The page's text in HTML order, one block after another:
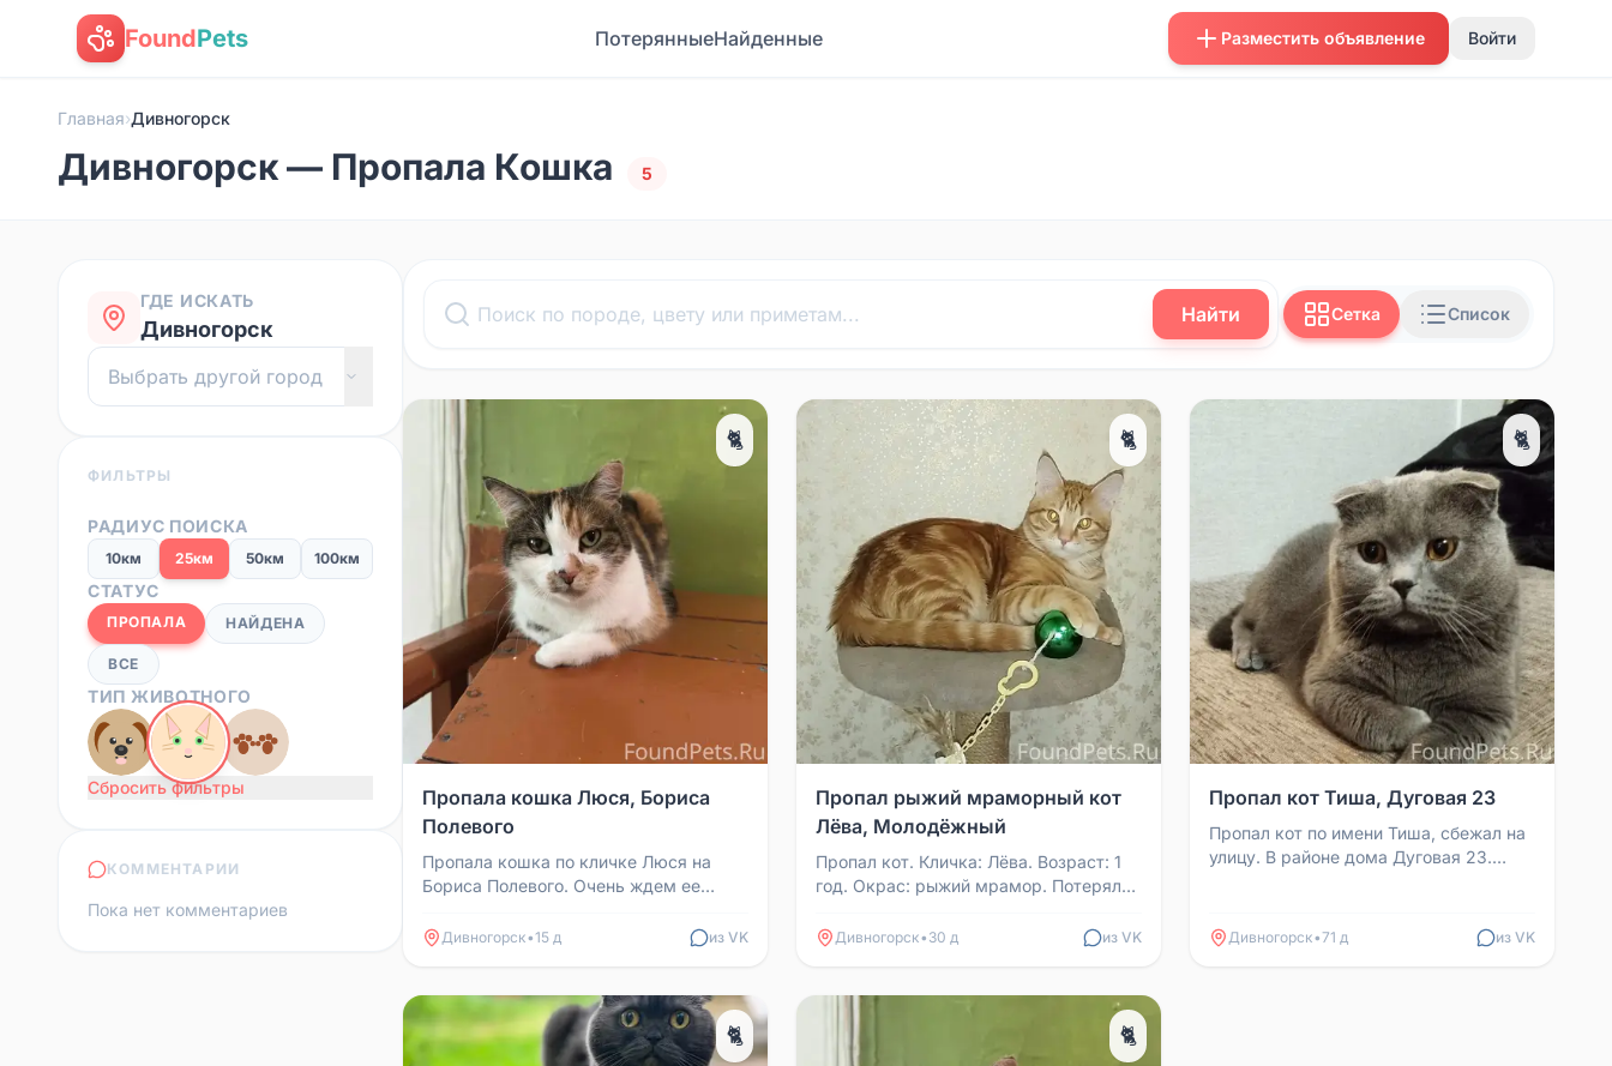
FoundPets ПотерянныеНайденные Разместить объявление Войти
Главная›Дивногорск
Дивногорск — Пропала Кошка 5
ГДЕ ИСКАТЬ
Дивногорск
ФИЛЬТРЫ
РАДИУС ПОИСКА
10км 25км 50км 100км
СТАТУС
ПРОПАЛА НАЙДЕНА
ВСЕ
ТИП ЖИВОТНОГО
Сбросить фильтры
КОММЕНТАРИИ
Пока нет комментариев
Найти Сетка Список
🐈
Пропала кошка Люся, Бориса
Полевого
Пропала кошка по кличке Люся на
Бориса Полевого. Очень ждем ее
самовыгул и не вернулас...
Дивногорск•15 д из VK
🐈
Пропал рыжий мраморный кот
Лёва, Молодёжный
Пропал кот. Кличка: Лёва. Возраст: 1
год. Окрас: рыжий мрамор. Потерялся
16. Контакт...
Дивногорск• 30 д из VK
🐈
Пропал кот Тиша, Дуговая 23
Пропал кот по имени Тиша, сбежал на
улицу. В районе дома Дуговая 23.
Дивногорск•71 д из VK
🐈 🐈